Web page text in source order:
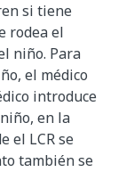
si tiene
rodea el
niño. Para
el médico
introduce
en la
el LCR se
también se